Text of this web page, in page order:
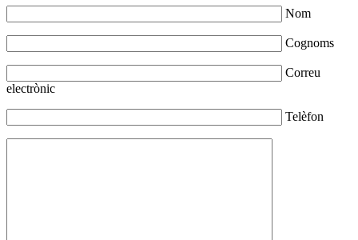
Nom
Cognoms
Correu
electrònic
Telèfon